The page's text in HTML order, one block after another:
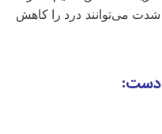
می‌توانند درد را کاهش
دست: